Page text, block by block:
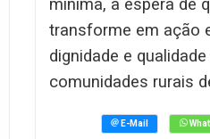
mínima, à espera de
transforme em ação
dignidade e
comunidades rurais